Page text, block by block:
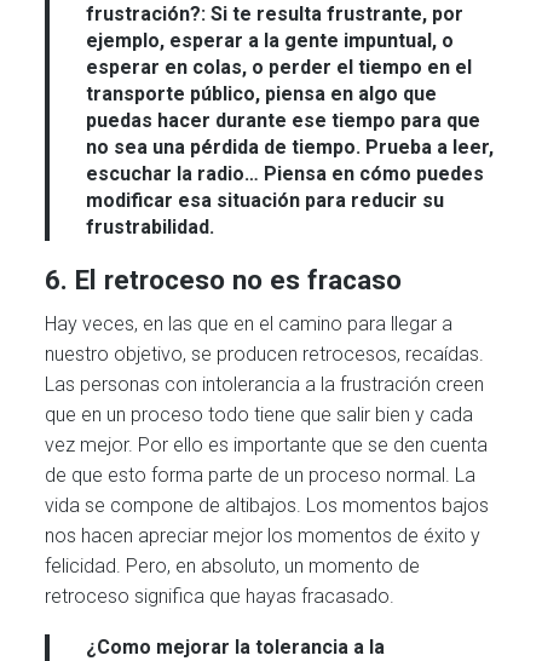
frustración?:Si te resulta frustrante, por
ejemplo, esperar a la gente impuntual, o
esperar en colas, o perder el tiempo en el
transporte público, piensa en algo que
puedas hacer durante ese tiempo para que
no sea una pérdida de tiempo. Prueba a leer,
escuchar la radio… Piensa en cómo puedes
modificar esa situación para reducir su
frustrabilidad.
6. El retroceso no es fracaso
Hay veces, en las que en el camino para llegar a
nuestro objetivo, se producen retrocesos, recaídas.
Las personas con intolerancia a la frustración creen
que en un proceso todo tiene que salir bien y cada
vez mejor. Por ello es importante que se den cuenta
de que esto forma parte de un proceso normal. La
vida se compone de altibajos. Los momentos bajos
nos hacen apreciar mejor los momentos de éxito y
felicidad. Pero, en absoluto, un momento de
retroceso significa que hayas fracasado.
¿Como mejorar la tolerancia a la